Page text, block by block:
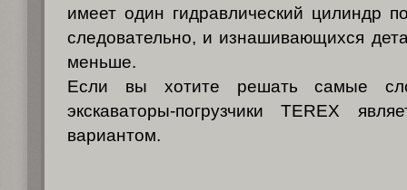
имеет один гидравлический цилиндр
следовательно, и изнашивающихся
меньше.
Если вы хотите решать самые
экскаваторы-погрузчики TEREX
вариантом.